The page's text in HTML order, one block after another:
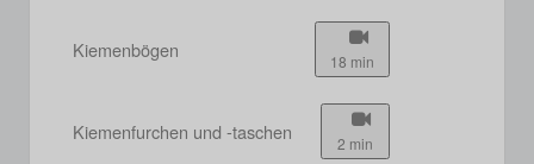
Kiemenbögen 18 min
Kiemenfurchen und -taschen 2 min